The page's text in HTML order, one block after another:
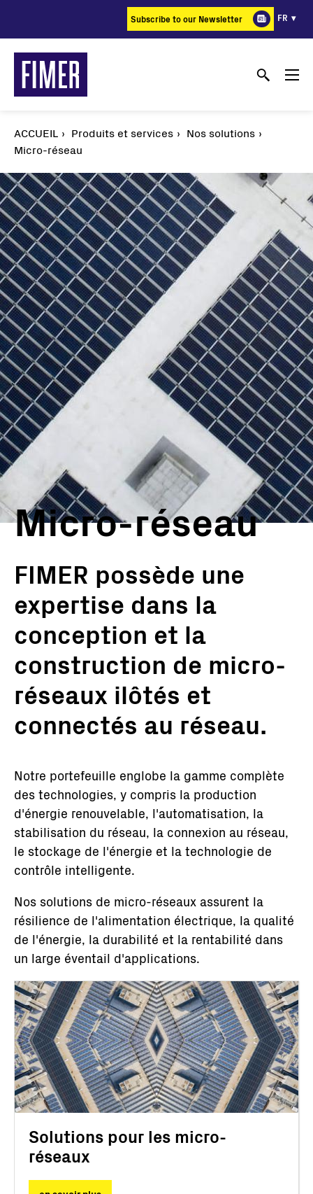
principal
Subscribe to our Newsletter FR
ACCUEIL Produits et services
Nos solutions
Micro-réseau
Micro-réseau
FIMER possède une
expertise dans la
conception et la
construction de micro-
réseaux ilôtés et
connectés au réseau.
Notre portefeuille englobe la gamme complète
des technologies, y compris la production
d'énergie renouvelable, l'automatisation, la
stabilisation du réseau, la connexion au réseau,
le stockage de l'énergie et la technologie de
contrôle intelligente.
Nos solutions de micro-réseaux assurent la
résilience de l'alimentation électrique, la qualité
de l'énergie, la durabilité et la rentabilité dans
un large éventail d'applications.
Solutions pour les micro-
réseaux